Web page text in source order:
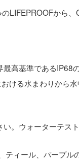
LIFEPROOFから
高基準であるIP68
ける水まわりから
い。ウォーターテス
ィール、パープル